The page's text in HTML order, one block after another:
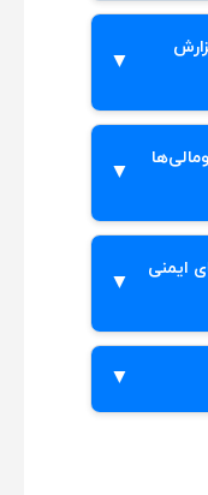
است که
کم اتفاق
ایجاد
و کارکنان
مسائل
لازم
بالقوه
خطر وقوع
ایمنی
عملیات یا